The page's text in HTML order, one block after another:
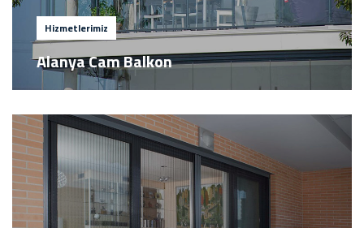
Hizmetlerimiz
Alanya Cam Balkon